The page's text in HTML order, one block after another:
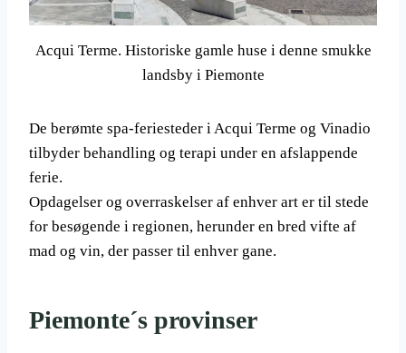
Acqui Terme. Historiske gamle huse i denne smukke
landsby i Piemonte
De berømte spa-feriesteder i Acqui Terme og Vinadio
tilbyder behandling og terapi under en afslappende
ferie.
Opdagelser og overraskelser af enhver art er til stede
for besøgende i regionen, herunder en bred vifte af
mad og vin, der passer til enhver gane.
Piemonte´s provinser